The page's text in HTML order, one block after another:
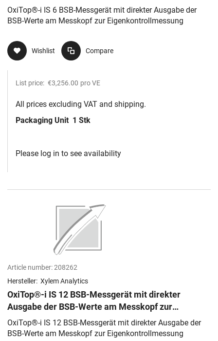
Eigenkontrollmessung
OxiTop®-i IS 6 BSB-Messgerät mit direkter Ausgabe der
BSB-Werte am Messkopf zur Eigenkontrollmessung
Wishlist Compare
List price: €3,256.00 pro VE
All prices excluding VAT and shipping.
Packaging Unit 1 Stk
Please log in to see availability
Article number:208262
Hersteller: Xylem Analytics
OxiTop®-i IS 12 BSB-Messgerät mit direkter
Ausgabe der BSB-Werte am Messkopf zur
Eigenkontrollmessung
OxiTop®-i IS 12 BSB-Messgerät mit direkter Ausgabe der
BSB-Werte am Messkopf zur Eigenkontrollmessung